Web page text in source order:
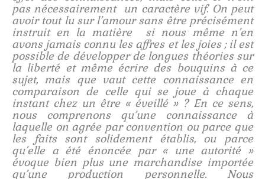
pas nécessairement un caractère vif. On peut
avoir tout lu sur l’amour sans être précisément
instruit en la matière si nous même n’en
avons jamais connu les affres et les joies ; il est
possible de développer de longues théories sur
la liberté et même écrire des bouquins à ce
sujet, mais que vaut cette connaissance en
comparaison de celle qui se joue à chaque
instant chez un être « éveillé » ? En ce sens,
nous comprenons qu’une connaissance à
laquelle on agrée par convention ou parce que
les faits sont solidement établis, ou parce
qu’elle a été énoncée par « une autorité »
évoque bien plus une marchandise importée
qu’une production personnelle. Nous